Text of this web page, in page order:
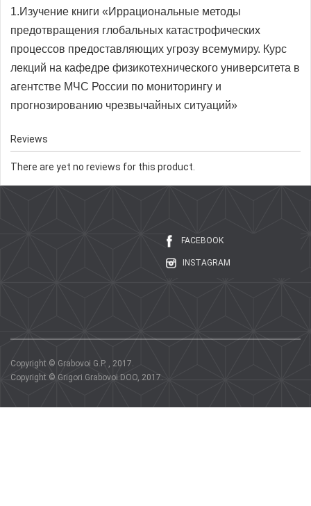
1.Изучение книги «Иррациональные методы
предотвращения глобальных катастрофических
процессов предоставляющих угрозу всемумиру. Курс
лекций на кафедре физикотехнического университета в
агентстве МЧС России по мониторингу и
прогнозированию чрезвычайных ситуаций»
Reviews
There are yet no reviews for this product.
FACEBOOK
INSTAGRAM
Copyright © Grabovoi G.P. , 2017.
Copyright © Grigori Grabovoi DOO, 2017.